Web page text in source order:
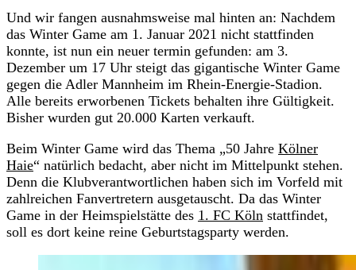
Und wir fangen ausnahmsweise mal hinten an: Nachdem
das Winter Game am 1. Januar 2021 nicht stattfinden
konnte, ist nun ein neuer termin gefunden: am 3.
Dezember um 17 Uhr steigt das gigantische Winter Game
gegen die Adler Mannheim im Rhein-Energie-Stadion.
Alle bereits erworbenen Tickets behalten ihre Gültigkeit.
Bisher wurden gut 20.000 Karten verkauft.
Beim Winter Game wird das Thema „50 Jahre Kölner
Haie“ natürlich bedacht, aber nicht im Mittelpunkt stehen.
Denn die Klubverantwortlichen haben sich im Vorfeld mit
zahlreichen Fanvertretern ausgetauscht. Da das Winter
Game in der Heimspielstätte des 1. FC Köln stattfindet,
soll es dort keine reine Geburtstagsparty werden.